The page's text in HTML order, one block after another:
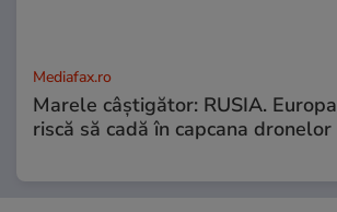
Mediafax.ro
Marele câștigător: RUSIA. Europa
riscă să cadă în capcana dronelor